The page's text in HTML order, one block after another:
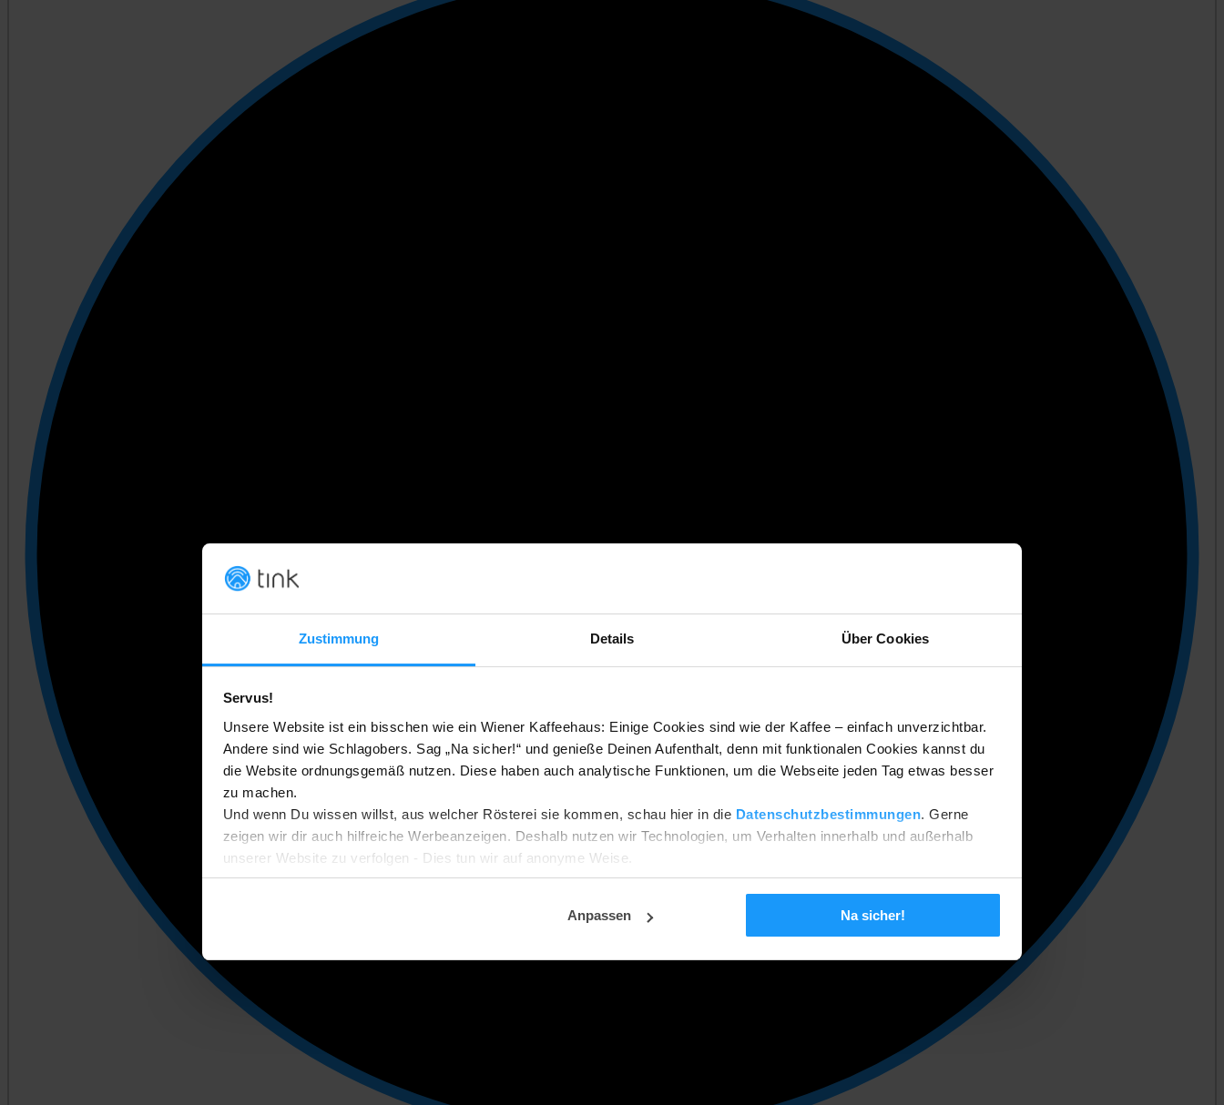
Zustimmung Details Über Cookies
Servus!
Unsere Website ist ein bisschen wie ein Wiener Kaffeehaus: Einige Cookies sind wie der Kaffee – einfach unverzichtbar.
Andere sind wie Schlagobers. Sag „Na sicher!“ und genieße Deinen Aufenthalt, denn mit funktionalen Cookies kannst du
die Website ordnungsgemäß nutzen. Diese haben auch analytische Funktionen, um die Webseite jeden Tag etwas besser
zu machen.
Und wenn Du wissen willst, aus welcher Rösterei sie kommen, schau hier in die Datenschutzbestimmungen. Gerne
zeigen wir dir auch hilfreiche Werbeanzeigen. Deshalb nutzen wir Technologien, um Verhalten innerhalb und außerhalb
unserer Website zu verfolgen - Dies tun wir auf anonyme Weise.
Entscheidest du dich für Ablehnen? Dann werden wir nur funktionale und analytische Cookies setzen. Deine Einstellungen
Anpassen
Na sicher!